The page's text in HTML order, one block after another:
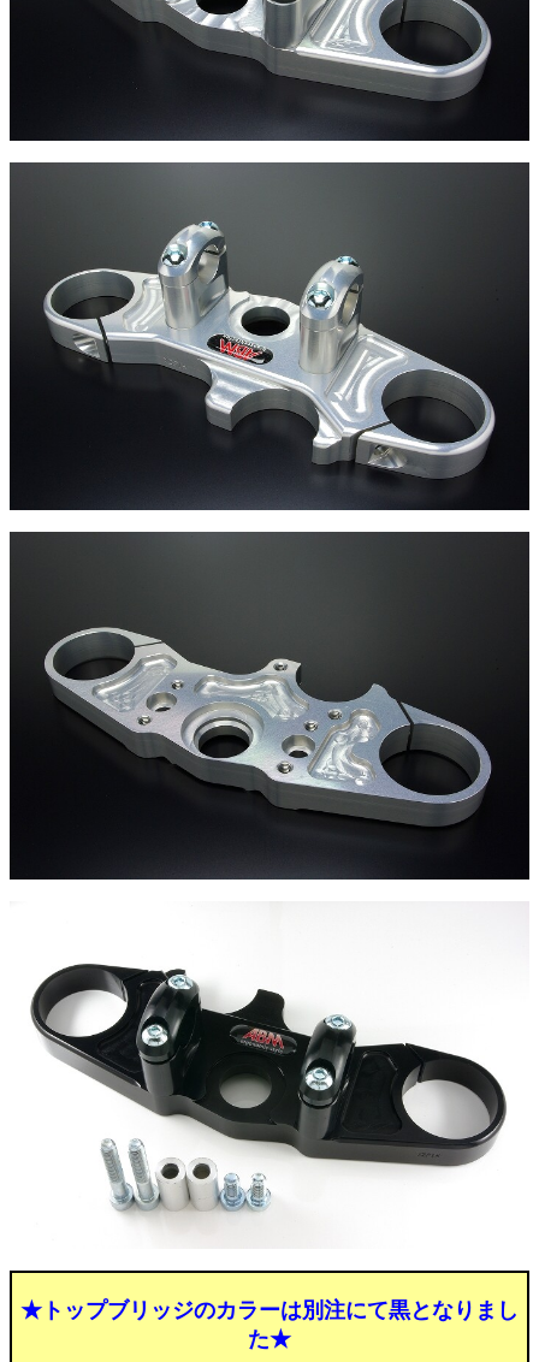
★トップブリッジのカラーは別注にて黒となりまし
た★